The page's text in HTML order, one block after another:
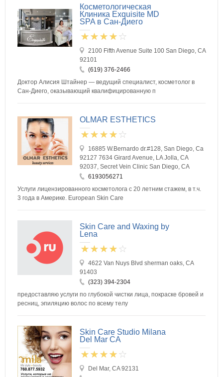
Косметологическая
Клиника Exquisite MD
SPA в Сан-Диего
2100 Fifth Avenue Suite 100 San Diego, CA
92101
(619) 376-2466
Доктор Алисия Штайнер — ведущий специалист, косметолог в
Сан-Диего, оказывающий квалифицированную п
OLMAR ESTHETICS
16885 W.Bernardo dr.#128, San Diego, Ca
92127 7634 Girard Avenue, LA Jolla, CA
92037, Secret Vein Clinic San Diego, CA
6193056271
Услуги лицензированного косметолога с 20 летним стажем, в т.ч.
3 года в Америке. European Skin Care
Skin Care and Waxing by
Lena
4622 Van Nuys Blvd sherman oaks, CA
91403
(323) 394-2304
предоставляю услуги по глубокой чистки лица, покраске бровей и
ресниц, эпиляцию волос по всему телу
Skin Care Studio Milana
Del Mar CA
Del Mar, CA 92131